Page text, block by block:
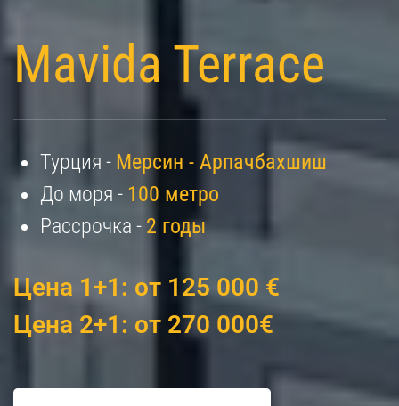
Mavida Terrace
Турция - Мерсин - Арпачбахшиш
До моря - 100 метро
Рассрочка - 2 годы
Цена 1+1: от 125 000 €
Цена 2+1: от 270 000€